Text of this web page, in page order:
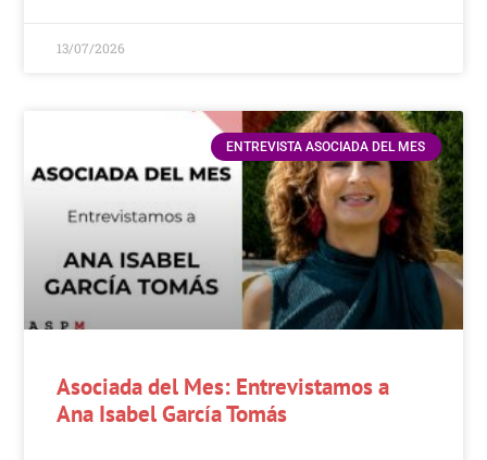
13/07/2026
ENTREVISTA ASOCIADA DEL MES
Asociada del Mes: Entrevistamos a
Ana Isabel García Tomás